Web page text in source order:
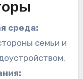
среда:
семьи и